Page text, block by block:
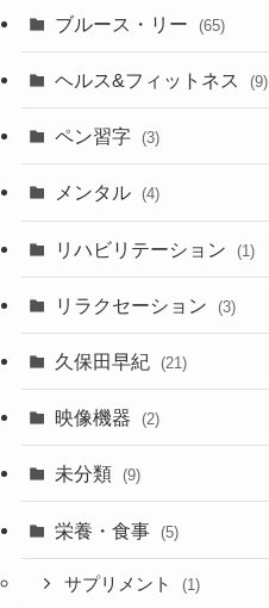
ブルース・リー (65)
ヘルス&フィットネス (9)
ペン習字 (3)
メンタル (4)
リハビリテーション (1)
リラクセーション (3)
久保田早紀 (21)
映像機器 (2)
未分類 (9)
栄養・食事 (5)
サプリメント (1)